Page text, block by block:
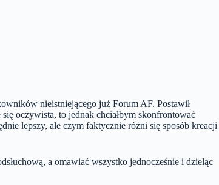
nieistniejącego już Forum AF. Postawił
oczywista, to jednak chciałbym skonfrontować
lepszy, ale czym faktycznie różni się sposób kreacji
a omawiać wszystko jednocześnie i dzieląc